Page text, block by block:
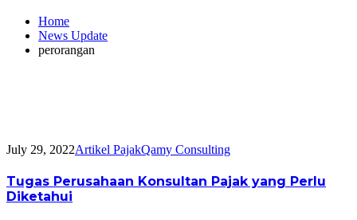
Home
News Update
perorangan
July 29, 2022Artikel PajakQamy Consulting
Tugas Perusahaan Konsultan Pajak yang Perlu
Diketahui